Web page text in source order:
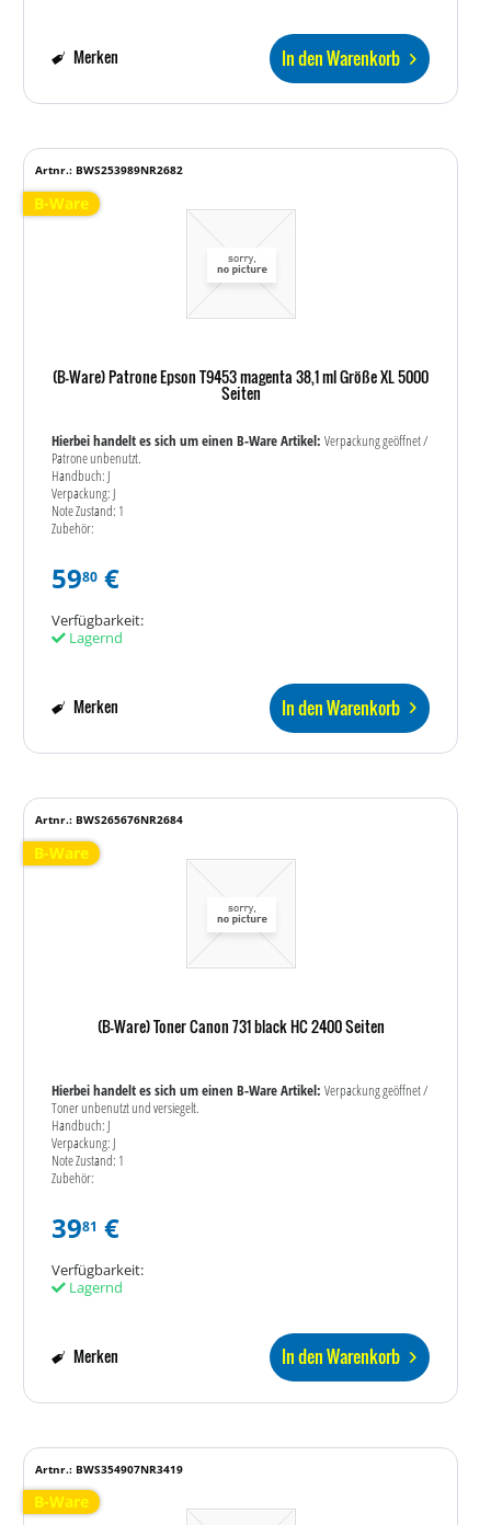
In den Warenkorb
Merken
B-Ware
(B-Ware) Patrone Epson T9453 magenta 38,1 ml Größe XL 5000
Seiten
Hierbei handelt es sich um einen B-Ware Artikel:Verpackung geöffnet /
Patrone unbenutzt.
Handbuch: J
Verpackung: J
Note Zustand: 1
Zubehör:
Artnr.: BWS253989NR2682
5980 €
Verfügbarkeit:
Lagernd
In den Warenkorb
Merken
B-Ware
(B-Ware) Toner Canon 731 black HC 2400 Seiten
Hierbei handelt es sich um einen B-Ware Artikel:Verpackung geöffnet /
Toner unbenutzt und versiegelt.
Handbuch: J
Verpackung: J
Note Zustand: 1
Zubehör:
Artnr.: BWS265676NR2684
3981 €
Verfügbarkeit:
Lagernd
In den Warenkorb
Merken
B-Ware
Artnr.: BWS354907NR3419